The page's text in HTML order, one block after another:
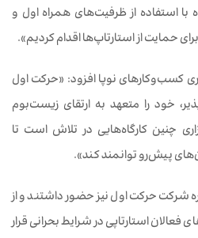
استفاده از ظرفیت‌های همراه اول و
حمایت از استارتاپ‌ها اقدام کردیم».
کسب‌وکارهای نوپا افزود: «حرکت اول
خود را متعهد به ارتقای زیست‌بوم
چنین کارگاه‌هایی در تلاش است تا
پیش‌رو توانمند کند».
شرکت حرکت اول نیز حضور داشتند و از
فعالان استارتاپی در شرایط بحرانی قرار